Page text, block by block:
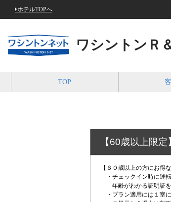
ホテルTOPへ
ワシントンＲ
TOP
【60歳以上限
【６０歳以上の方にお得
・チェックイン時に運
年齢がわかる証明証を
・プラン適用には１室